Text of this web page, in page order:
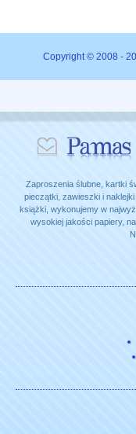
Copyright © 2008 -
Zaproszenia ślubne, kartki
pieczątki, zawieszki i
książki, wykonujemy w
wysokiej jakości papiery,